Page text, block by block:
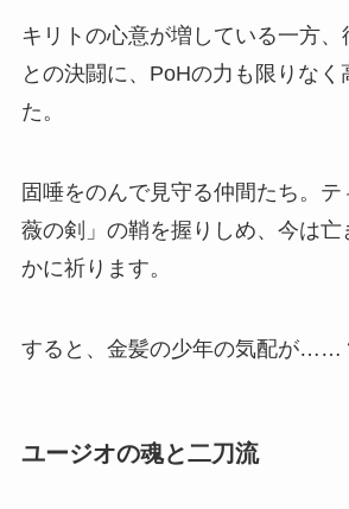
キリトの心意が増している一方、
との決闘に、PoHの力も限りなく
た。
固唾をのんで見守る仲間たち。
薇の剣」の鞘を握りしめ、今は亡
かに祈ります。
すると、金髪の少年の気配が……
ユージオの魂と二刀流